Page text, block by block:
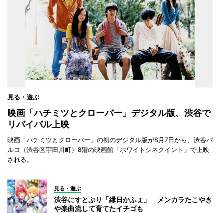
見る・遊ぶ
映画「ハチミツとクローバー」デジタル版、渋谷で
リバイバル上映
映画「ハチミツとクローバー」の初のデジタル版が8月7日から、渋谷パ
ルコ（渋谷区宇田川町）8階の映画館「ホワイトシネクイント」で上映
される。
見る・遊ぶ
渋谷にすとぷり「縁日かふぇ」 メンカラたこやき
や楽曲流して育てたイチゴも